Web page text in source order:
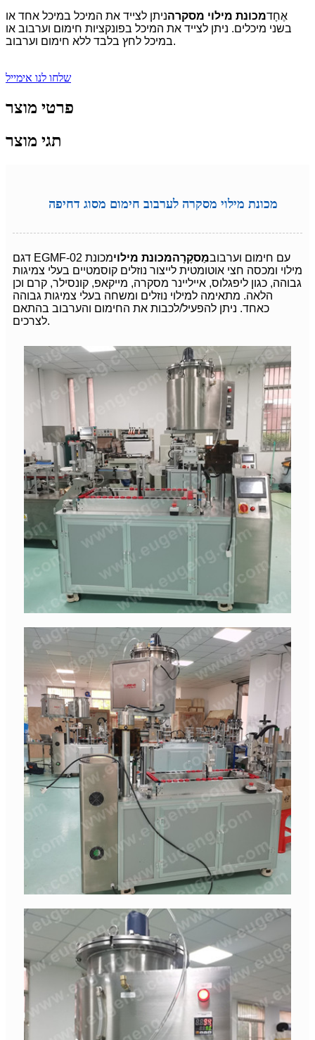
אֶחָדמכונת מילוי מסקרהניתן לצייד את המיכל במיכל אחד או
בשני מיכלים. ניתן לצייד את המיכל בפונקציות חימום וערבוב או
במיכל לחץ בלבד ללא חימום וערבוב.
שלחו לנו אימייל
פרטי מוצר
תגי מוצר
מכונת מילוי מסקרה לערבוב חימום מסוג דחיפה
דגם EGMF-02 עם חימום וערבובמַסקָרָהמכונת מילוימכונת
מילוי ומכסה חצי אוטומטית לייצור נוזלים קוסמטיים בעלי צמיגות
גבוהה, כגון ליפגלוס, אייליינר מסקרה, מייקאפ, קונסילר, קרם וכן
הלאה. מתאימה למילוי נוזלים ומשחה בעלי צמיגות גבוהה
כאחד. ניתן להפעיל/לכבות את החימום והערבוב בהתאם
לצרכים.